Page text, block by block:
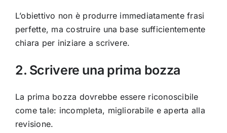
L’obiettivo non è produrre immediatamente frasi
perfette, ma costruire una base sufficientemente
chiara per iniziare a scrivere.
2. Scrivere una prima bozza
La prima bozza dovrebbe essere riconoscibile
come tale: incompleta, migliorabile e aperta alla
revisione.